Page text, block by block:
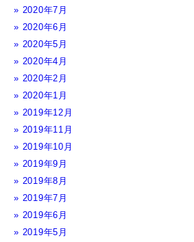
2020年7月
2020年6月
2020年5月
2020年4月
2020年2月
2020年1月
2019年12月
2019年11月
2019年10月
2019年9月
2019年8月
2019年7月
2019年6月
2019年5月